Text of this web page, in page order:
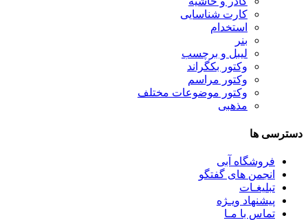
کارت شناسایی
استخدام
بنر
لیبل و برچسب
وکتور بکگراند
وکتور مراسم
وکتور موضوعات مختلف
مذهبی
دسترسی ها
فروشگاه آبی
انجمن های گفتگو
تبلیغـات
پیشنهاد ویـژه
تماس با مـا